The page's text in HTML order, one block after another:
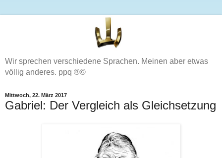
Wir sprechen verschiedene Sprachen. Meinen aber etwas
völlig anderes. ppq ®©
Mittwoch, 22. März 2017
Gabriel: Der Vergleich als Gleichsetzung